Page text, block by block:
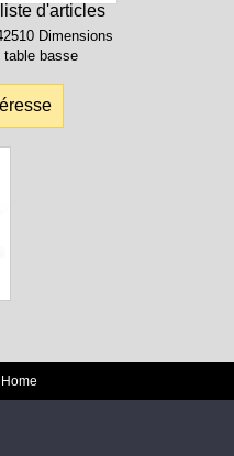
d'articles
Dimensions
basse